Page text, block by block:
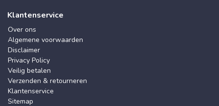
Klantenservice
Over ons
Algemene voorwaarden
Disclaimer
Privacy Policy
Veilig betalen
Verzenden & retourneren
Klantenservice
Sitemap